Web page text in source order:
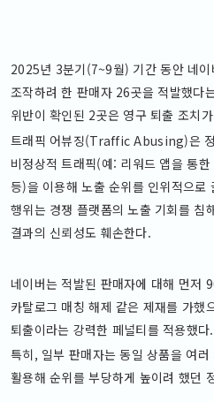
2025년 3분기(7~9월) 기간 동안 네
조작하려 한 판매자 26곳을 적발했다
위반이 확인된 2곳은 영구 퇴출 조치
트래픽 어뷰징(Traffic Abusing)은
비정상적 트래픽(예: 리워드 앱을 통
등)을 이용해 노출 순위를 인위적으로
행위는 경쟁 플랫폼의 노출 기회를 침
결과의 신뢰성도 훼손한다.
네이버는 적발된 판매자에 대해 먼저
카탈로그 매칭 해제 같은 제재를 가했
퇴출이라는 강력한 페널티를 적용했다.
특히, 일부 판매자는 동일 상품을 여
활용해 순위를 부당하게 높이려 했던